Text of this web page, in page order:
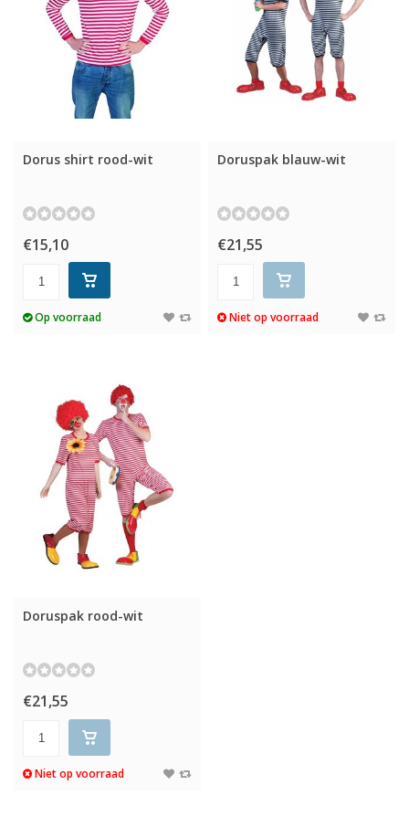
Dorus shirt rood-wit
€15,10
Op voorraad
Doruspak blauw-wit
€21,55
Niet op voorraad
Doruspak rood-wit
€21,55
Niet op voorraad